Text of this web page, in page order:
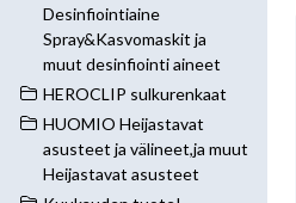
Desinfiointiaine
Spray&Kasvomaskit ja
muut desinfiointi aineet
HEROCLIP sulkurenkaat
HUOMIO Heijastavat
asusteet ja välineet,ja muut
Heijastavat asusteet